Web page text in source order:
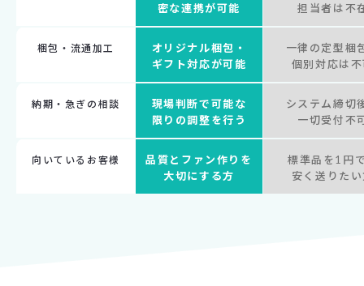
密な連携が可能
担当者は不
梱包・流通加工
オリジナル梱包・
ギフト対応が可能
一律の定型梱
個別対応は
納期・急ぎの相談
現場判断で可能な
限りの調整を行う
システム締切
一切受付不
向いているお客様
品質とファン作りを
大切にする方
標準品を1円
安く送りた